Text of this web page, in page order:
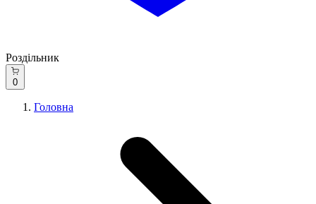
Роздільник
0
Головна